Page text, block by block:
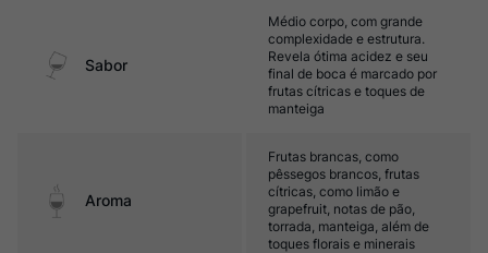
Sabor
Médio corpo, com grande
complexidade e estrutura.
Revela ótima acidez e seu
final de boca é marcado por
frutas cítricas e toques de
manteiga
Aroma
Frutas brancas, como
pêssegos brancos, frutas
cítricas, como limão e
grapefruit, notas de pão,
torrada, manteiga, além de
toques florais e minerais